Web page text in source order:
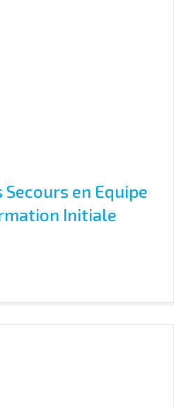
Secours en Equipe
Initiale